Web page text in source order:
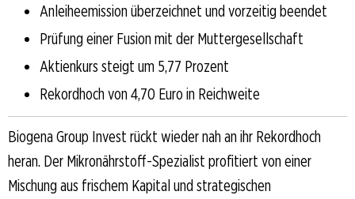
Anleiheemission überzeichnet und vorzeitig beendet
Prüfung einer Fusion mit der Muttergesellschaft
Aktienkurs steigt um 5,77 Prozent
Rekordhoch von 4,70 Euro in Reichweite
Biogena Group Invest rückt wieder nah an ihr Rekordhoch
heran. Der Mikronährstoff-Spezialist profitiert von einer
Mischung aus frischem Kapital und strategischen